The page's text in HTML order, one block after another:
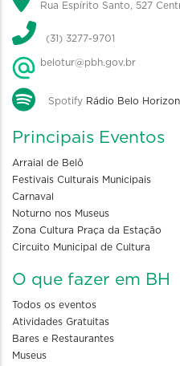
Rua Espírito Santo, 527
(31) 3277-9701
belotur@pbh.gov.br
Spotify Rádio Belo
Principais Eventos
Arraial de Belô
Festivais Culturais Municipais
Carnaval
Noturno nos Museus
Zona Cultura Praça da Estação
Circuito Municipal de Cultura
O que fazer em BH
Todos os eventos
Atividades Gratuitas
Bares e Restaurantes
Museus